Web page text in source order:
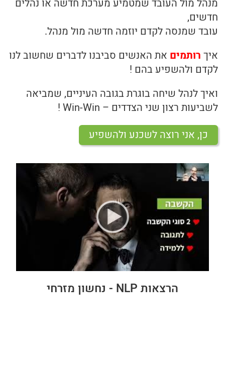
בריאות
טיפולים
עיסוי
מנהל מול העובד שמטמיע מערכת חדשה או נהלים
חדשים,
עובד שמנסה לקדם יוזמה חדשה מול מנהל.
איך רותמים את האנשים סביבנו לדברים שחשוב לנו
לקדם ולהשפיע בהם !
ואיך לנהל שיחה בוגרת בגובה העיניים, שמביאה
לשביעות רצון שני הצדדים – Win-Win !
כן, אני רוצה לשכנע ולהשפיע
הרצאות NLP - נחשון מזרחי